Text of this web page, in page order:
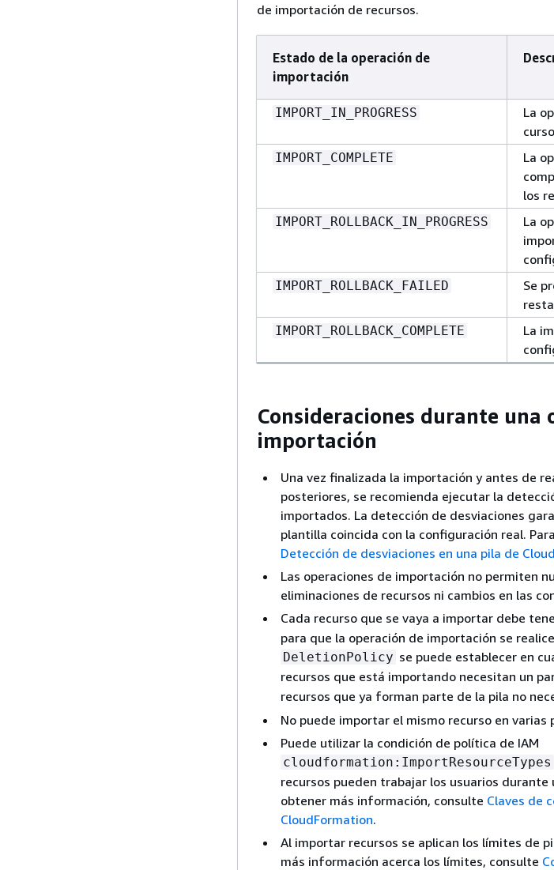
de importación de recursos.
Estado de la operación de
importación
IMPORT_IN_PROGRESS
La
IMPORT_COMPLETE
La
los
IMPORT_ROLLBACK_IN_PROGRESS
La
IMPORT_ROLLBACK_FAILED
Se
IMPORT_ROLLBACK_COMPLETE
La
Consideraciones durante una
importación
Una vez finalizada la importación y antes de
posteriores, se recomienda ejecutar la
importados. La detección de desviaciones
plantilla coincida con la configuración real.
Detección de desviaciones en una pila de
Las operaciones de importación no permiten
eliminaciones de recursos ni cambios en las
Cada recurso que se vaya a importar debe
para que la operación de importación se
DeletionPolicy se puede establecer en
recursos que está importando necesitan un
recursos que ya forman parte de la pila no
No puede importar el mismo recurso en varias
Puede utilizar la condición de política de IAM
cloudformation:ImportResourceTypes
recursos pueden trabajar los usuarios durante
obtener más información, consulte Claves de
CloudFormation.
Al importar recursos se aplican los límites de
más información acerca los límites, consulte